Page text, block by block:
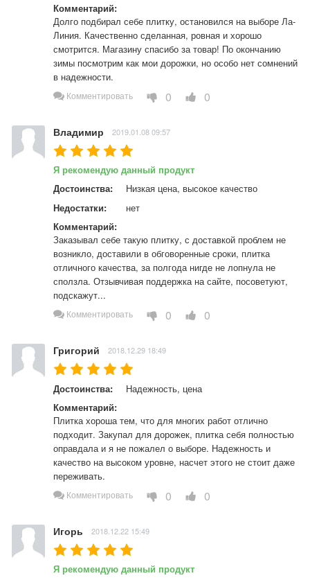
Комментарий:
Долго подбирал себе плитку, остановился на выборе Ла-
Линия. Качественно сделанная, ровная и хорошо
смотрится. Магазину спасибо за товар! По окончанию
зимы посмотрим как мои дорожки, но особо нет сомнений
в надежности.
Комментировать 0 0
Владимир 2019.01.08 09:57
Я рекомендую данный продукт
Достоинства:
Низкая цена, высокое качество
Недостатки:
нет
Комментарий:
Заказывал себе такую плитку, с доставкой проблем не
возникло, доставили в обговоренные сроки, плитка
отличного качества, за полгода нигде не лопнула не
сползла. Отзывчивая поддержка на сайте, посоветуют,
подскажут...
Комментировать 0 0
Григорий 2018.12.29 18:49
Достоинства:
Надежность, цена
Комментарий:
Плитка хороша тем, что для многих работ отлично
подходит. Закупал для дорожек, плитка себя полностью
оправдала и я не пожалел о выборе. Надежность и
качество на высоком уровне, насчет этого не стоит даже
переживать.
Комментировать 0 0
Игорь 2018.12.22 15:49
Я рекомендую данный продукт